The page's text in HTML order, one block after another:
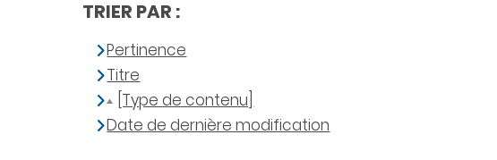
TRIER PAR :
Pertinence
Titre
[Type de contenu]
Date de dernière modification